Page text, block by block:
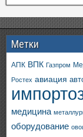
Метки
АПК ВПК Газпром
Ростех авиация
медицина
оборудование